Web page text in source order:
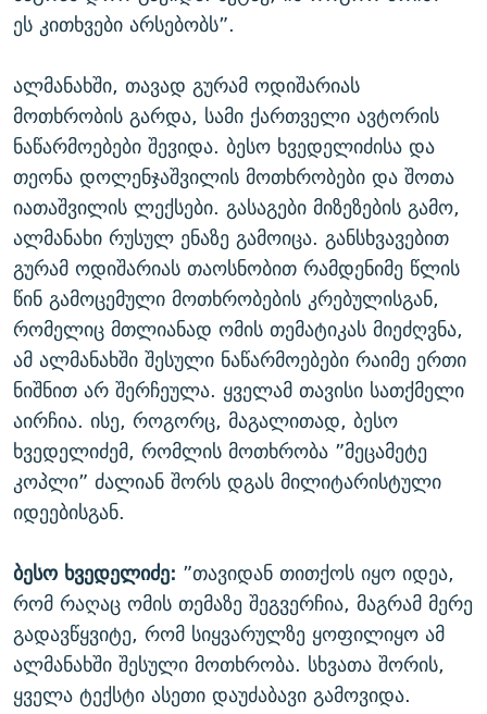
ეს კითხვები არსებობს”.
ალმანახში, თავად გურამ ოდიშარიას
მოთხრობის გარდა, სამი ქართველი ავტორის
ნაწარმოებები შევიდა. ბესო ხვედელიძისა და
თეონა დოლენჯაშვილის მოთხრობები და შოთა
იათაშვილის ლექსები. გასაგები მიზეზების გამო,
ალმანახი რუსულ ენაზე გამოიცა. განსხვავებით
გურამ ოდიშარიას თაოსნობით რამდენიმე წლის
წინ გამოცემული მოთხრობების კრებულისგან,
რომელიც მთლიანად ომის თემატიკას მიეძღვნა,
ამ ალმანახში შესული ნაწარმოებები რაიმე ერთი
ნიშნით არ შერჩეულა. ყველამ თავისი სათქმელი
აირჩია. ისე, როგორც, მაგალითად, ბესო
ხვედელიძემ, რომლის მოთხრობა ”მეცამეტე
კოპლი” ძალიან შორს დგას მილიტარისტული
იდეებისგან.
ბესო ხვედელიძე: ”თავიდან თითქოს იყო იდეა,
რომ რაღაც ომის თემაზე შეგვერჩია, მაგრამ მერე
გადავწყვიტე, რომ სიყვარულზე ყოფილიყო ამ
ალმანახში შესული მოთხრობა. სხვათა შორის,
ყველა ტექსტი ასეთი დაუძაბავი გამოვიდა.